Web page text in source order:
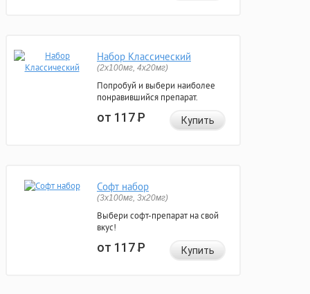
Набор Классический
(2x100мг, 4x20мг)
Попробуй и выбери наиболее
понравившийся препарат.
от 117Р Купить
Софт набор
(3x100мг, 3x20мг)
Выбери софт-препарат на свой
вкус!
от 117Р Купить